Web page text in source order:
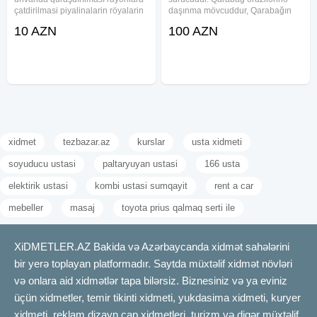
çatdirilmasi piyalinalarin röyalarin
Yükdaşıma xidməti √ Şəhər və
10 AZN
daşınma mövcuddur, Qarabağın
üsulla daşınma mövcuddur. Üstü
100 AZN
xidmet tezbazar.az kurslar usta xidmeti
soyuducu ustasi paltaryuyan ustasi 166 usta
elektirik ustasi kombi ustasi sumqayit rent a car
mebeller masaj toyota prius qalmaq serti ile
XiDMETLER.AZ Bakida və Azərbaycanda xidmət sahələrini
bir yerə toplayan platformadır. Saytda müxtəlif xidmət növləri
və onlara aid xidmətlər tapa bilərsiz. Biznesiniz və ya eviniz
üçün xidmetler, temir tikinti xidmeti, yukdasima xidmeti, kuryer